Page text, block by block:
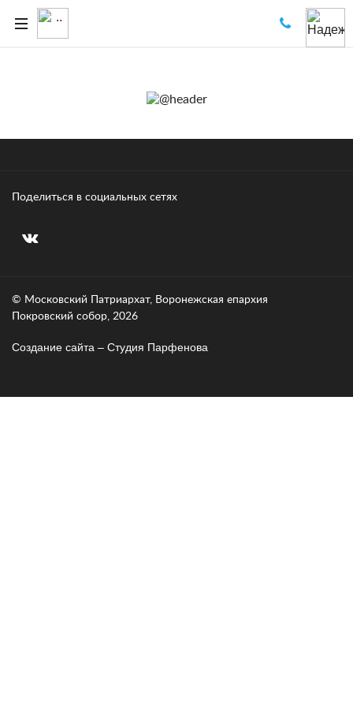
Поделиться в социальных сетях
© Московский Патриархат, Воронежcкая епархия
Покровский собор, 2026
Создание сайта – Cтудия Парфенова